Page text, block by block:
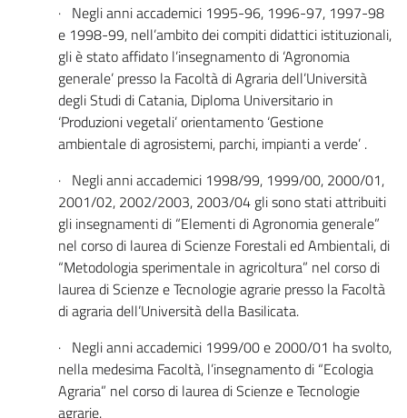
· Negli anni accademici 1995-96, 1996-97, 1997-98
e 1998-99, nell’ambito dei compiti didattici istituzionali,
gli è stato affidato l’insegnamento di ‘Agronomia
generale’ presso la Facoltà di Agraria dell’Università
degli Studi di Catania, Diploma Universitario in
‘Produzioni vegetali’ orientamento ‘Gestione
ambientale di agrosistemi, parchi, impianti a verde’ .
· Negli anni accademici 1998/99, 1999/00, 2000/01,
2001/02, 2002/2003, 2003/04 gli sono stati attribuiti
gli insegnamenti di “Elementi di Agronomia generale”
nel corso di laurea di Scienze Forestali ed Ambientali, di
“Metodologia sperimentale in agricoltura” nel corso di
laurea di Scienze e Tecnologie agrarie presso la Facoltà
di agraria dell’Università della Basilicata.
· Negli anni accademici 1999/00 e 2000/01 ha svolto,
nella medesima Facoltà, l’insegnamento di “Ecologia
Agraria” nel corso di laurea di Scienze e Tecnologie
agrarie.